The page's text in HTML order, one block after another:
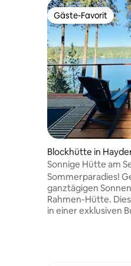
Gäste-Favorit
Gäste-Favorit
Blockhütte in
Sonnige Hütte am
Sonnenuntergänge
Sommerparadies!
ganztägigen
Rahmen-Hütte.
in einer exklusiven
über einen großen